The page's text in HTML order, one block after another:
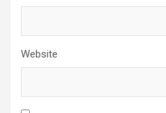
Website